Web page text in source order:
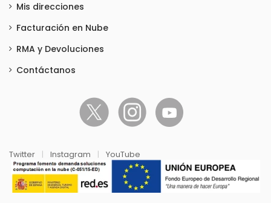
Mis direcciones
Facturación en Nube
RMA y Devoluciones
Contáctanos
Twitter | Instagram | YouTube